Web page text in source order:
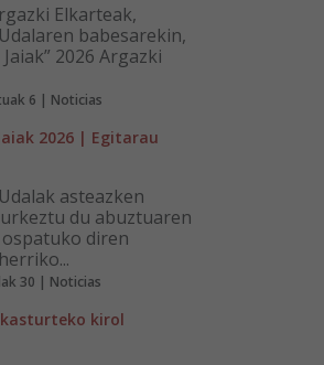
Elkarteak,
babesarekin,
2026 Argazki
6 | Noticias
2026 | Egitarau
asteazken
du abuztuaren
diren
30 | Noticias
kirol